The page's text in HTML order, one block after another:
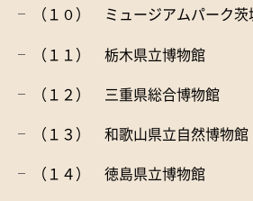
（１０） ミュージアムパーク
（１１） 栃木県立博物館
（１２） 三重県総合博物館
（１３） 和歌山県立自然博物館
（１４） 徳島県立博物館